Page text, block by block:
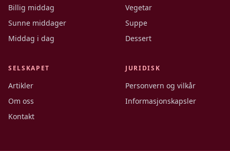
Billig middag
Sunne middager
Middag i dag
Vegetar
Suppe
Dessert
SELSKAPET
Artikler
Om oss
Kontakt
JURIDISK
Personvern og vilkår
Informasjonskapsler